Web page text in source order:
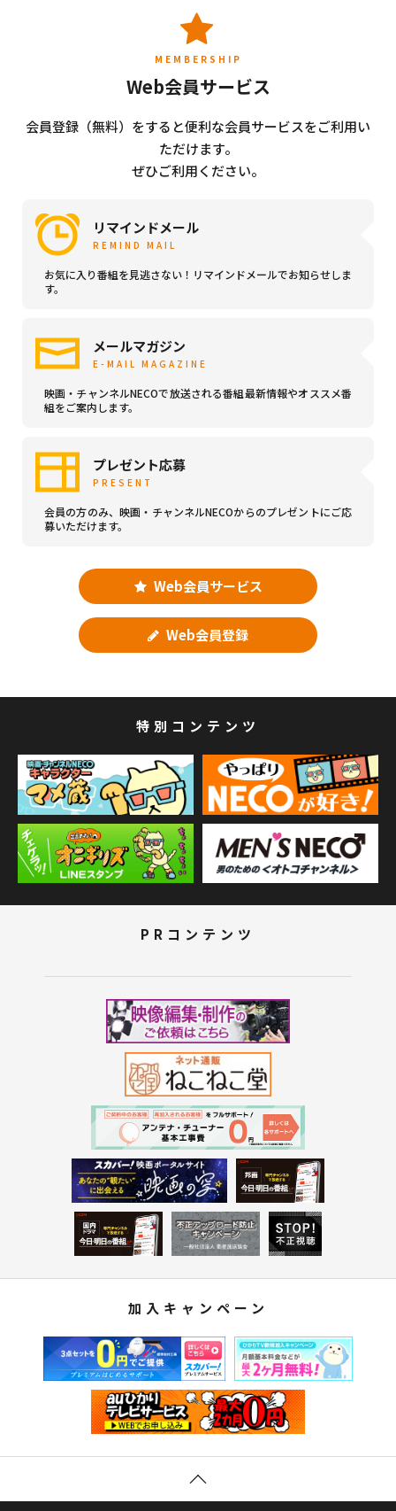
MEMBERSHIP
Web会員サービス
会員登録（無料）をすると便利な会員サービスをご利用い
ただけます。
ぜひご利用ください。
リマインドメール
REMIND MAIL
お気に入り番組を見逃さない！リマインドメールでお知らせしま
す。
メールマガジン
E-MAIL MAGAZINE
映画・チャンネルNECOで放送される番組最新情報やオススメ番
組をご案内します。
プレゼント応募
PRESENT
会員の方のみ、映画・チャンネルNECOからのプレゼントにご応
募いただけます。
Web会員サービス
Web会員登録
特別コンテンツ
PRコンテンツ
加入キャンペーン